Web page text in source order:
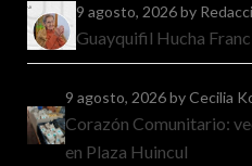
9 agosto, 2026by
Guayquifil Hucha
9 agosto, 2026by Cecilia
Corazón Comunitario:
en Plaza Huincul